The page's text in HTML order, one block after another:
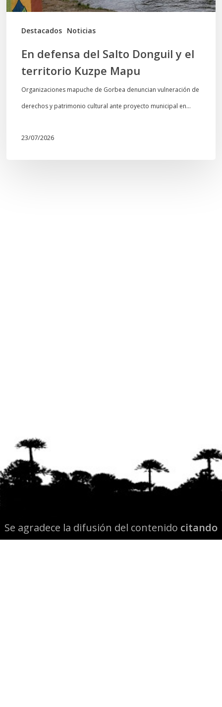
Destacados Noticias
Kuzpe
Mapu
En defensa del Salto Donguil y el
territorio Kuzpe Mapu
Organizaciones mapuche de Gorbea denuncian vulneración de
derechos y patrimonio cultural ante proyecto municipal en…
23/07/2026
Se agradece la difusión del contenido citando
la fuente www.mapuexpress.org